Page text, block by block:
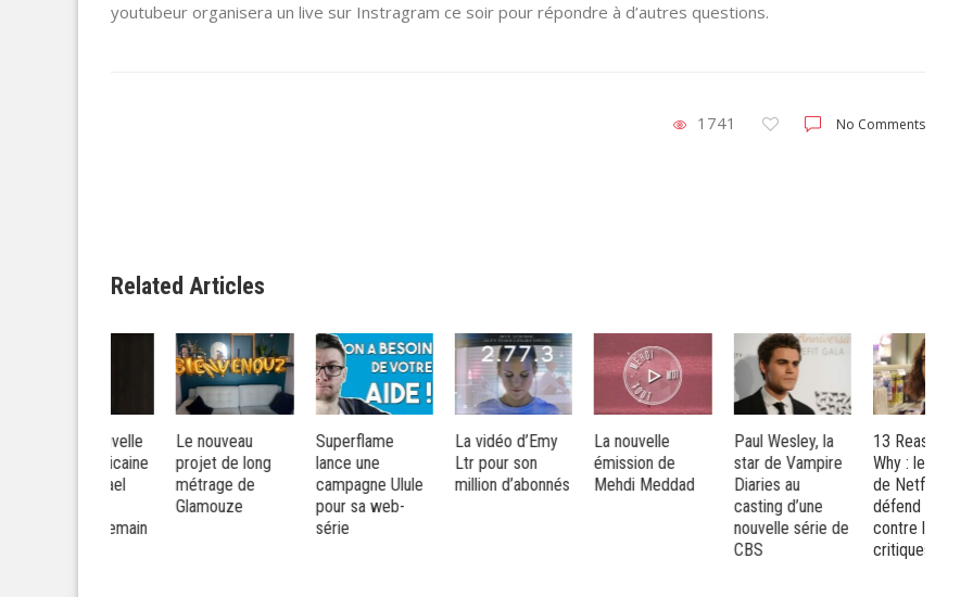
youtubeur organisera un live sur Instragram ce soir pour répondre à d’autres questions.
1741 No Comments
Related Articles
Le nouveau
projet de long
métrage de
Glamouze
Superflame
lance une
campagne Ulule
pour sa web-
La vidéo d’Emy
Ltr pour son
million d’abonnés
La nouvelle
émission de
Mehdi Meddad
Paul Wesley, la
star de Vampire
Diaries au
casting d’une
nouvelle série de
13 Reasons
Why : le patron
de Netflix
défend la série
contre les